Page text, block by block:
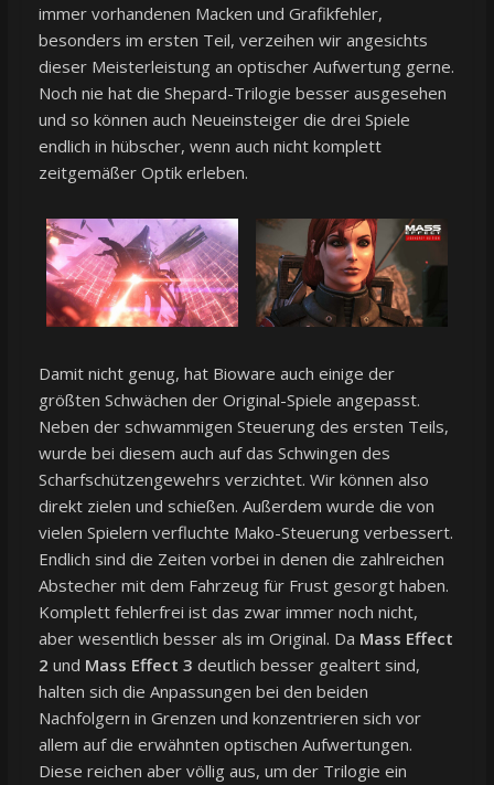
immer vorhandenen Macken und Grafikfehler,
besonders im ersten Teil, verzeihen wir angesichts
dieser Meisterleistung an optischer Aufwertung gerne.
Noch nie hat die Shepard-Trilogie besser ausgesehen
und so können auch Neueinsteiger die drei Spiele
endlich in hübscher, wenn auch nicht komplett
zeitgemäßer Optik erleben.
Damit nicht genug, hat Bioware auch einige der
größten Schwächen der Original-Spiele angepasst.
Neben der schwammigen Steuerung des ersten Teils,
wurde bei diesem auch auf das Schwingen des
Scharfschützengewehrs verzichtet. Wir können also
direkt zielen und schießen. Außerdem wurde die von
vielen Spielern verfluchte Mako-Steuerung verbessert.
Endlich sind die Zeiten vorbei in denen die zahlreichen
Abstecher mit dem Fahrzeug für Frust gesorgt haben.
Komplett fehlerfrei ist das zwar immer noch nicht,
aber wesentlich besser als im Original. Da Mass Effect
2 und Mass Effect 3 deutlich besser gealtert sind,
halten sich die Anpassungen bei den beiden
Nachfolgern in Grenzen und konzentrieren sich vor
allem auf die erwähnten optischen Aufwertungen.
Diese reichen aber völlig aus, um der Trilogie ein